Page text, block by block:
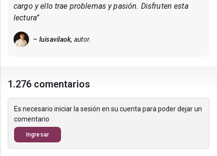
cargo y ello trae problemas y pasión. Disfruten esta
lectura”
– luisavilaok, autor.
1.276 comentarios
Es necesario iniciar la sesión en su cuenta para poder dejar un
comentario
Ingresar